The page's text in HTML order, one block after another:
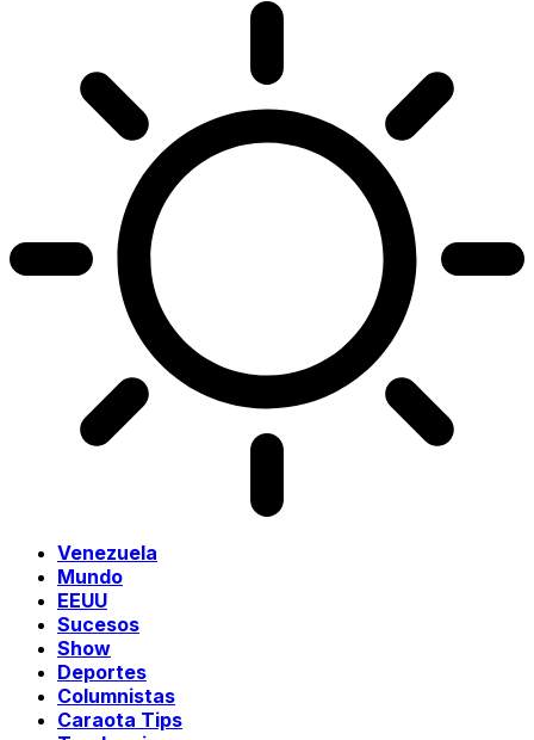
Venezuela
Mundo
EEUU
Sucesos
Show
Deportes
Columnistas
Caraota Tips